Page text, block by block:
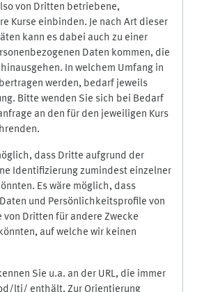
von Dritten betriebene,
Kurse einbinden. Je nach Art dieser
kann es dabei auch zu einer
Daten kommen, die
In welchem Umfang in
werden, bedarf jeweils
Bitte wenden Sie sich bei Bedarf
an den für den jeweiligen Kurs
dass Dritte aufgrund der
Identifizierung zumindest einzelner
Es wäre möglich, dass
und Persönlichkeitsprofile von
von Dritten für andere Zwecke
auf welche wir keinen
Sie u.a. an der URL, die immer
lti/ enthält. Zur Orientierung